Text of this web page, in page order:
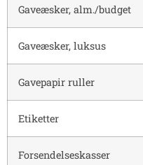
Gaveæsker, alm./budget
Gaveæsker, luksus
Gavepapir ruller
Etiketter
Forsendelseskasser